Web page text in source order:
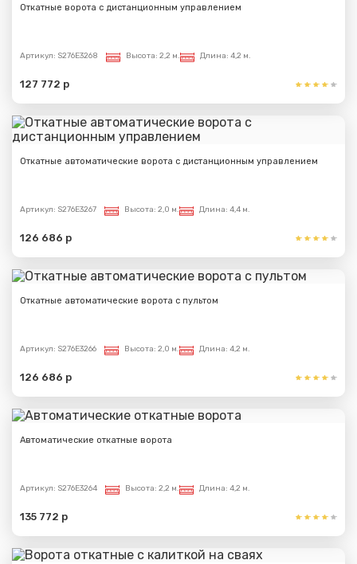
Откатные ворота с дистанционным управлением
Артикул: S276E3268 Высота: 2,2 м. Длина: 4,2 м.
127 772 р
Откатные автоматические ворота с дистанционным управлением
Артикул: S276E3267 Высота: 2,0 м. Длина: 4,4 м.
126 686 р
Откатные автоматические ворота с пультом
Артикул: S276E3266 Высота: 2,0 м. Длина: 4,2 м.
126 686 р
Автоматические откатные ворота
Артикул: S276E3264 Высота: 2,2 м. Длина: 4,2 м.
135 772 р